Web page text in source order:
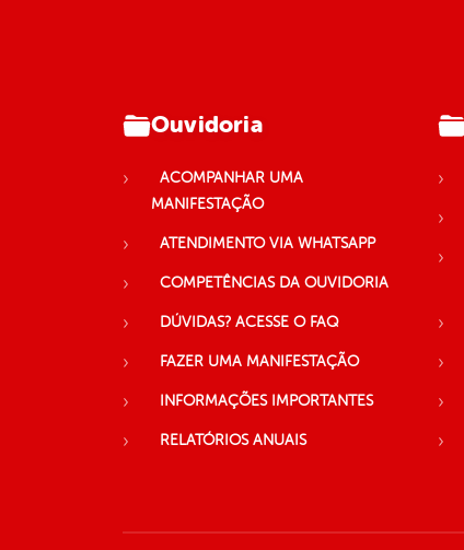
Ouvidoria
ACOMPANHAR UMA
MANIFESTAÇÃO
ATENDIMENTO VIA WHATSAPP
COMPETÊNCIAS DA OUVIDORIA
DÚVIDAS? ACESSE O FAQ
FAZER UMA MANIFESTAÇÃO
INFORMAÇÕES IMPORTANTES
RELATÓRIOS ANUAIS